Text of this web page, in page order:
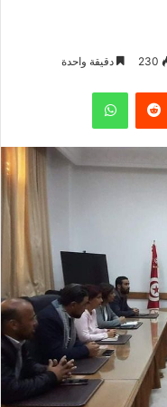
230 دقيقة واحدة
واتساب